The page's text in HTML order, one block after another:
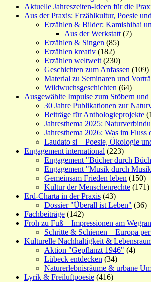
Aktuelle Jahreszeiten-Ideen für die
Aus der Praxis: Erzählkultur, Poesie
Erzählen & Bilder: Kamishibai
Aus der Werkstatt (7)
Erzählen & Singen (85)
Erzählen kreativ (182)
Erzählen weltweit (230)
Geschichten zum Anfassen (109)
Material zu Seminaren und
Wildwuchsgeschichten (64)
Ausgewählte Impulse zum Stöbern und
30 Jahre Publikationen zur
Beiträge für Anthologieprojekte
Jahresthema 2025:
Jahresthema 2026: Was im
Laudato si – Poesie, Ökologie
Engagement international (223)
Engagement "Bücher durch
Engagement "Musik durch
Gemeinsam Frieden leben (150)
Kultur der Menschenrechte (171)
Erd-Charta in der Praxis (43)
Dossier "Überall ist Leben" (36)
Fachbeiträge (142)
Froh zu Fuß – Impressionen am
Schritte & Schienen – Europa
Kulturelle Nachhaltigkeit &
Aktion "Gepflanzt 1946" (4)
Lübeck entdecken (34)
Naturerlebnisräume & urbane
Lyrik & Freiluftpoesie (416)